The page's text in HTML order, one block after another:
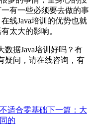
有一些必须要去做的事
线Java培训的优势也就
太大的影响。
数据Java培训好吗？有
疑问，请在线咨询，有
适合零基础下一篇：大
的